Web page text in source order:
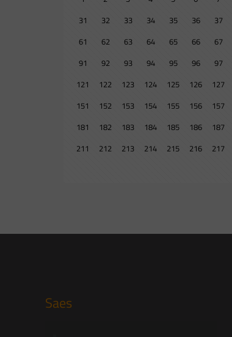
31
32 33 34 35 36 37
61
62 63 64 65 66 67
91
92 93 94 95 96 97
121
122 123 124 125 126 127
151
152 153 154 155 156 157
181
182 183 184 185 186 187
211
212 213 214 215 216 217
Saes